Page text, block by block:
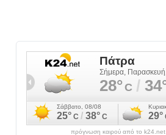
πρόγνωση καιρού από το k24.net